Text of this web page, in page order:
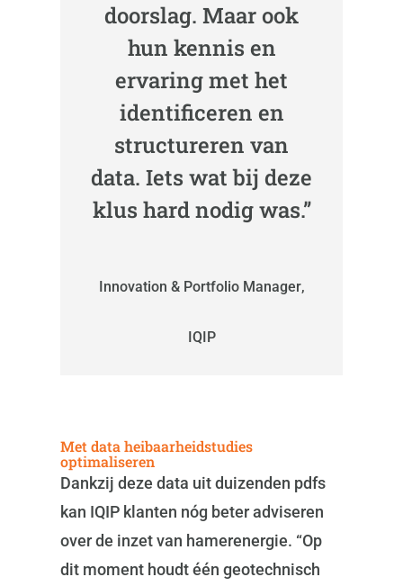
doorslag. Maar ook
hun kennis en
ervaring met het
identificeren en
structureren van
data. Iets wat bij deze
klus hard nodig was.”
Innovation & Portfolio Manager,
IQIP
Met data heibaarheidstudies
optimaliseren
Dankzij deze data uit duizenden pdfs
kan IQIP klanten nóg beter adviseren
over de inzet van hamerenergie. “Op
dit moment houdt één geotechnisch